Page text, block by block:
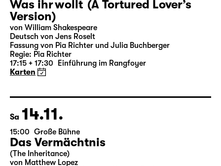
So 01.11.
18:00 — 19:25 Große Bühne
Was ihr wollt (A Tortured Lover’s
Version)
von William Shakespeare
Deutsch von Jens Roselt
Karten
Sa 14.11.